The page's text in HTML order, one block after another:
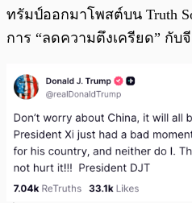
ทรัมป์ออกมาโพสต์บน Truth
การ “ลดความตึงเครียด” กับ